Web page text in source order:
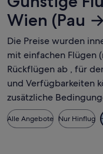
Wien (Pau
Die Preise wurden
mit einfachen Flügen
Rückflügen ab , für
und Verfügbarkeiten
zusätzliche
Alle Angebote Nur Hinflug